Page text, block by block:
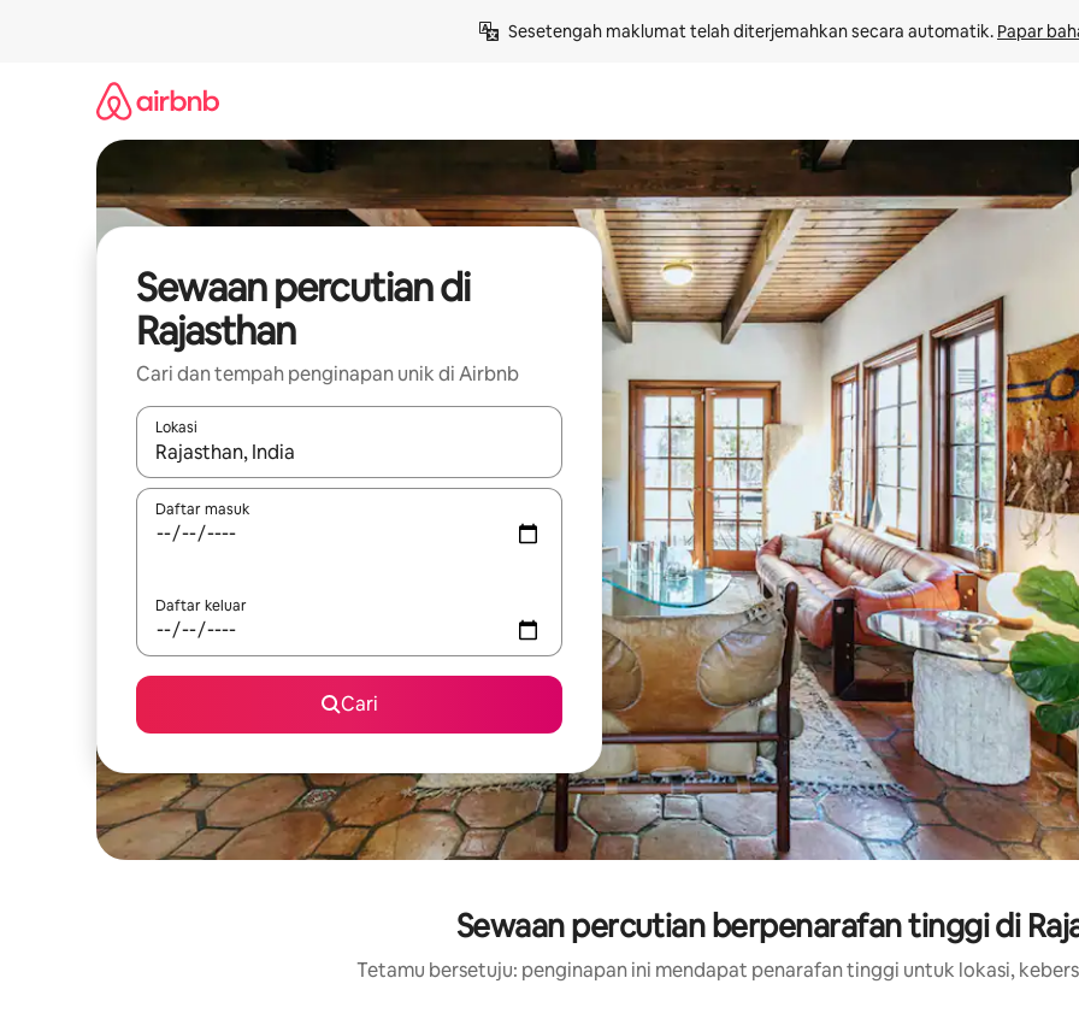
Sesetengah maklumat telah diterjemahkan secara automatik. Papar
Sewaan percutian di
Rajasthan
Cari dan tempah penginapan unik di Airbnb
Lokasi
Apabila hasil tersedia, navigasi dengan kekunci anak panah atas dan bawah atau teroka dengan sentuhan atau gerak
Daftar masuk
Daftar keluar
Cari
Sewaan percutian berpenarafan tinggi di
Tetamu bersetuju: penginapan ini mendapat penarafan tinggi untuk lokasi,